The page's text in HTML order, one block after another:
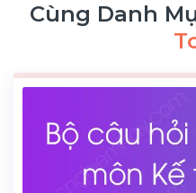
Cùng Danh